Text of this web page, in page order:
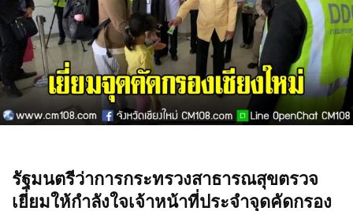
รัฐมนตรีว่าการกระทรวงสาธารณสุขตรวจ
เยี่ยมให้กำลังใจเจ้าหน้าที่ประจำจุดคัดกรอง